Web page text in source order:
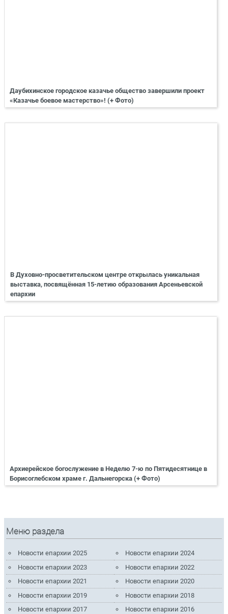
Даубихинское городское казачье общество завершили проект
«Казачье боевое мастерство»! (+ Фото)
В Духовно-просветительском центре открылась уникальная
выставка, посвящённая 15-летию образования Арсеньевской
епархии
Архиерейское богослужение в Неделю 7-ю по Пятидесятнице в
Борисоглебском храме г. Дальнегорска (+ Фото)
Меню раздела
Новости епархии 2025
Новости епархии 2024
Новости епархии 2023
Новости епархии 2022
Новости епархии 2021
Новости епархии 2020
Новости епархии 2019
Новости епархии 2018
Новости епархии 2017
Новости епархии 2016